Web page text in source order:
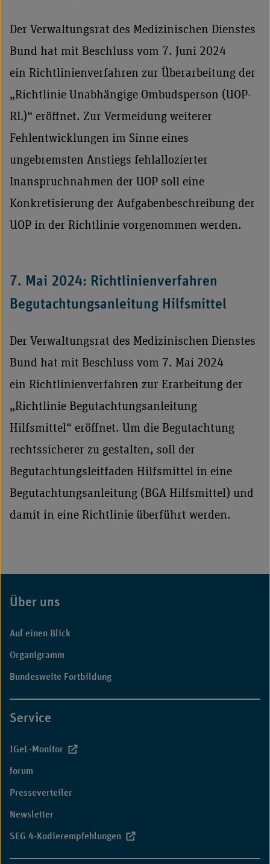
Der Verwaltungsrat des Medizinischen Dienstes
Bund hat mit Beschluss vom 7. Juni 2024
ein Richtlinienverfahren zur Überarbeitung der
„Richtlinie Unabhängige Ombudsperson (UOP-
RL)“ eröffnet. Zur Vermeidung weiterer
Fehlentwicklungen im Sinne eines
ungebremsten Anstiegs fehlallozierter
Inanspruchnahmen der UOP soll eine
Konkretisierung der Aufgabenbeschreibung der
UOP in der Richtlinie vorgenommen werden.
7. Mai 2024: Richtlinienverfahren
Begutachtungsanleitung Hilfsmittel
Der Verwaltungsrat des Medizinischen Dienstes
Bund hat mit Beschluss vom 7. Mai 2024
ein Richtlinienverfahren zur Erarbeitung der
„Richtlinie Begutachtungsanleitung
Hilfsmittel“ eröffnet. Um die Begutachtung
rechtssicherer zu gestalten, soll der
Begutachtungsleitfaden Hilfsmittel in eine
Begutachtungsanleitung (BGA Hilfsmittel) und
damit in eine Richtlinie überführt werden.
Fußbereich
Über uns
Auf einen Blick
Organigramm
Bundesweite Fortbildung
Service
IGeL-Monitor
forum
Presseverteiler
Newsletter
SEG 4-Kodierempfehlungen